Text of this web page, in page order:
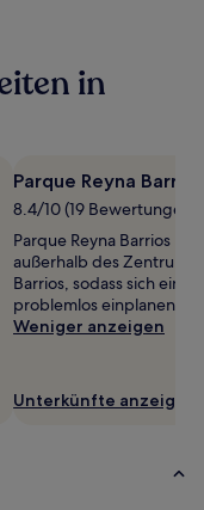
in
Parque Reyna Barrios
8.4/10 (19 Bewertungen)
Parque Reyna Barrios
außerhalb des Zentrums
Barrios, sodass sich ein
problemlos einplanen
Weniger anzeigen
Unterkünfte anzeigen